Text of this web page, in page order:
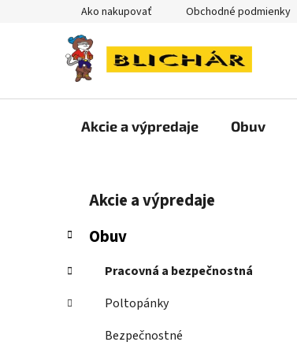
Ako nakupovať Obchodné podmienky
Akcie a výpredaje Obuv
č
ý
p
Preskočiť
kategórie
t
e
ó
r
i
Akcie a výpredaje
Obuv
Pracovná a bezpečnostná
Poltopánky
Bezpečnostné